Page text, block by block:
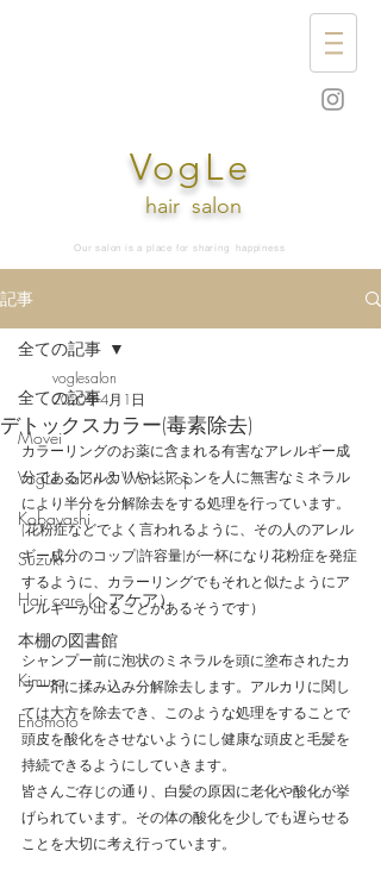
VogLe
hair salon
Our salon is a place for sharing happiness
記事
全ての記事
Movei
VogLe salon & Workshop
Kobayashi
Suzuki
Hair care (ヘアケア）
本棚の図書館
Kimura
Enomoto
全ての記事
デトックスカラー(毒素除去)
voglesalon
2020年4月1日
カラーリングのお薬に含まれる有害なアレルギー成
分であるアルカリやジアミンを人に無害なミネラル
により半分を分解除去をする処理を行っています。
(花粉症などでよく言われるように、その人のアレル
ギー成分のコップ(許容量)が一杯になり花粉症を発症
するように、カラーリングでもそれと似たようにア
レルギーが出ることがあるそうです）
シャンプー前に泡状のミネラルを頭に塗布されたカ
ラー剤に揉み込み分解除去します。アルカリに関し
ては大方を除去でき、このような処理をすることで
頭皮を酸化をさせないようにし健康な頭皮と毛髪を
持続できるようにしていきます。
皆さんご存じの通り、白髪の原因に老化や酸化が挙
げられています。その体の酸化を少しでも遅らせる
ことを大切に考え行っています。